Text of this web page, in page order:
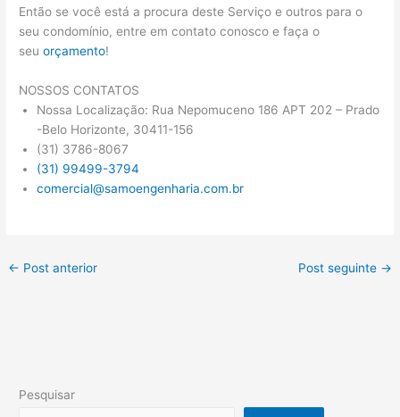
Então se você está a procura deste Serviço e outros para o
seu condomínio, entre em contato conosco e faça o
seuorçamento!
NOSSOS CONTATOS
Nossa Localização: Rua Nepomuceno 186 APT 202 – Prado
-Belo Horizonte, 30411-156
(31) 3786-8067
(31) 99499-3794
comercial@samoengenharia.com.br
← Post anterior Post seguinte →
Pesquisar